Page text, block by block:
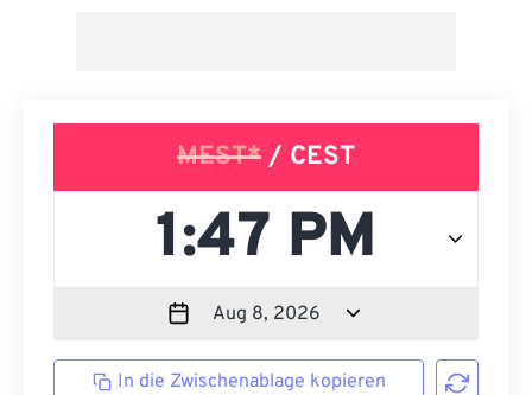
MEST* / CEST
In die Zwischenablage kopieren